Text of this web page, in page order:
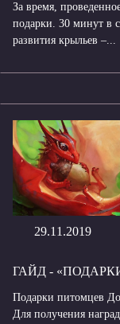
За время,
подарки. 30 минут в
развития крыльев –...
29.11.2019
ГАЙД -
Подарки питомцев
Для получения